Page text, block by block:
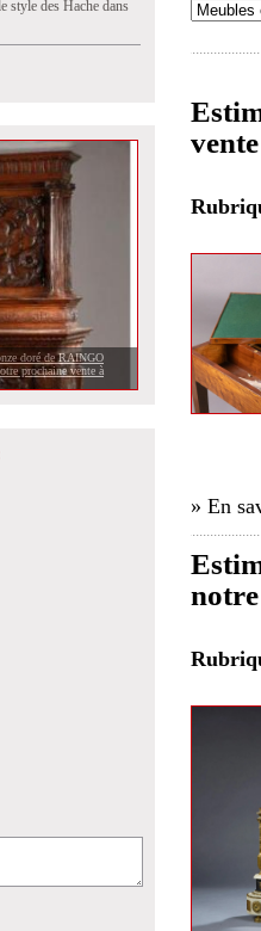
style des Hache dans
doré de RAINGO
prochaine vente à
vente
» En